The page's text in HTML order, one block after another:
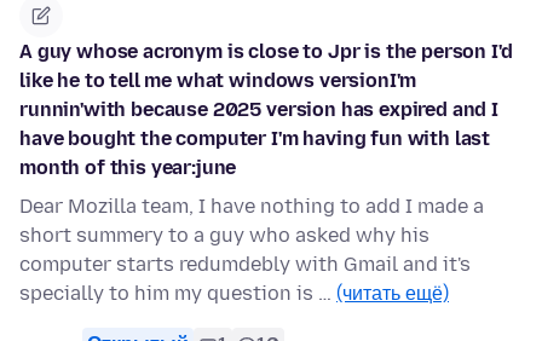
A guy whose acronym is close to Jpr is the person I'd
like he to tell me what windows versionI'm
runnin'with because 2025 version has expired and I
have bought the computer I'm having fun with last
month of this year:june
Dear Mozilla team, I have nothing to add I made a
short summery to a guy who asked why his
computer starts redumdebly with Gmail and it's
specially to him my question is … (читать ещё)